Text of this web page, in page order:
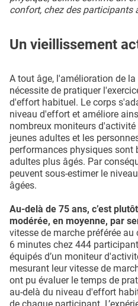
confort, chez des participants
Un vieillissement
A tout âge, l'amélioration de
nécessite de pratiquer
d'effort habituel. Le corps
niveau d'effort et améliore
nombreux moniteurs
jeunes adultes et les
performances physiques sont
adultes plus âgés. Par
peuvent sous-estimer le
âgées.
Au-delà de 75 ans, c’est
modérée, en moyenne, par
vitesse de marche préférée au
6 minutes chez 444
équipés d’un moniteur
mesurant leur vitesse de
ont pu évaluer le temps de
au-delà du niveau d'effort